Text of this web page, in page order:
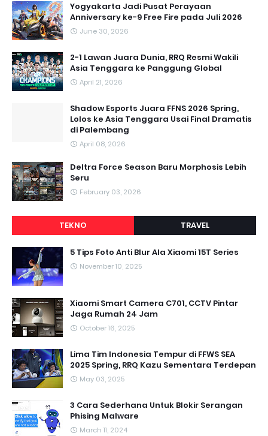
Yogyakarta Jadi Pusat Perayaan
Anniversary ke-9 Free Fire pada Juli 2026
June 30, 2026
2-1 Lawan Juara Dunia, RRQ Resmi Wakili
Asia Tenggara ke Panggung Global
April 21, 2026
Shadow Esports Juara FFNS 2026 Spring,
Lolos ke Asia Tenggara Usai Final Dramatis
di Palembang
April 08, 2026
Deltra Force Season Baru Morphosis Lebih
Seru
February 03, 2026
TEKNO TRAVEL
5 Tips Foto Anti Blur Ala Xiaomi 15T Series
November 10, 2025
Xiaomi Smart Camera C701, CCTV Pintar
Jaga Rumah 24 Jam
October 16, 2025
Lima Tim Indonesia Tempur di FFWS SEA
2025 Spring, RRQ Kazu Sementara Terdepan
May 03, 2025
3 Cara Sederhana Untuk Blokir Serangan
Phising Malware
March 11, 2024